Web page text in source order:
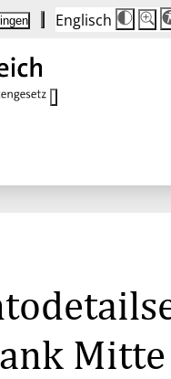
Englisch
Die
auf
100
100
Mitte